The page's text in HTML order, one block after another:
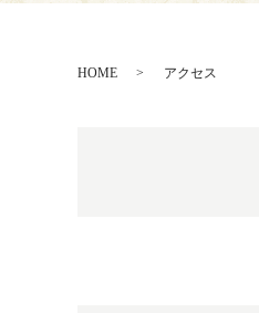
HOME アクセス